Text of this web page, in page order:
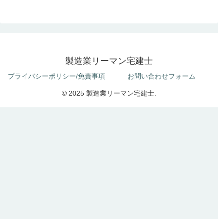
製造業リーマン宅建士
プライバシーポリシー/免責事項 お問い合わせフォーム
© 2025 製造業リーマン宅建士.